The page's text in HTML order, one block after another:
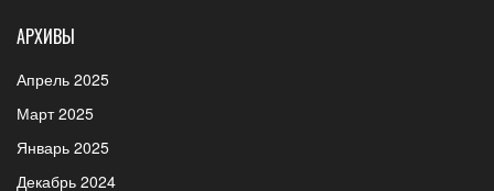
АРХИВЫ
Апрель 2025
Март 2025
Январь 2025
Декабрь 2024